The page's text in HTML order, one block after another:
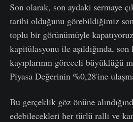
Son olarak, son aydaki sermaye
tarihi olduğunu görebildiğimiz
toplu bir görünümüyle
kapitülasyonu ile aşıldığında, son
kayıplarının göreceli büyüklüğü
Piyasa Değerinin %0,28'ine
Bu gerçeklik göz önüne
edebilecekleri her türlü ralli ve